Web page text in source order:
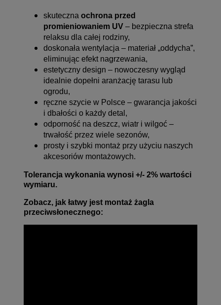
skuteczna ochrona przed
promieniowaniem UV – bezpieczna strefa
relaksu dla całej rodziny,
doskonała wentylacja – materiał „oddycha”,
eliminując efekt nagrzewania,
estetyczny design – nowoczesny wygląd
idealnie dopełni aranżację tarasu lub
ogrodu,
ręczne szycie w Polsce – gwarancja jakości
i dbałości o każdy detal,
odporność na deszcz, wiatr i wilgoć –
trwałość przez wiele sezonów,
prosty i szybki montaż przy użyciu naszych
akcesoriów montażowych.
Tolerancja wykonania wynosi +/- 2% wartości
wymiaru.
Zobacz, jak łatwy jest montaż żagla
przeciwsłonecznego: